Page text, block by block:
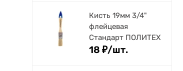
Кисть 19мм 3/4"
флейцевая
Стандарт ПОЛИТЕХ
18 ₽/шт.